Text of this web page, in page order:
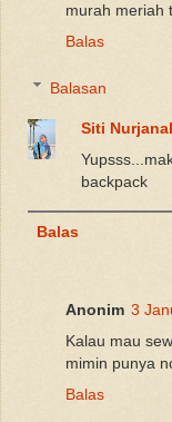
murah meriah
Balas
Balasan
Siti
backpack
Balas
Anonim 3
Kalau mau
mimin punya
Balas